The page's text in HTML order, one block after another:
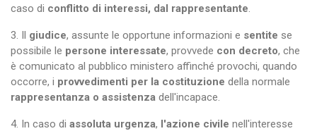
caso di conflitto di interessi, dal rappresentante.
3. Il giudice, assunte le opportune informazioni e sentite se
possibile le persone interessate, provvede con decreto, che
è comunicato al pubblico ministero affinché provochi, quando
occorre, i provvedimenti per la costituzione della normale
rappresentanza o assistenza dell'incapace.
4. In caso di assoluta urgenza, l'azione civile nell'interesse